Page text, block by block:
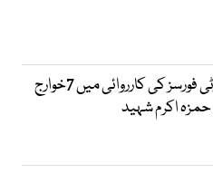
ہنگو؛ سیکیورٹی فورسز کی کارروائی میں 7خوارج
اکرم شہید